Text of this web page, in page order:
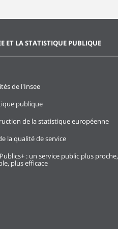
ET LA STATISTIQUE PUBLIQUE
de l'Insee
publique
de la statistique européenne
la qualité de service
: un service public plus proche,
plus efficace